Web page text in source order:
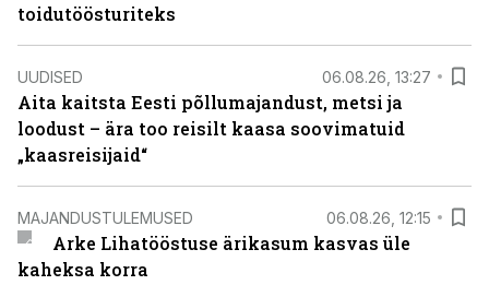
toidutöösturiteks
UUDISED 06.08.26, 13:27
Aita kaitsta Eesti põllumajandust, metsi ja
loodust – ära too reisilt kaasa soovimatuid
„kaasreisijaid“
MAJANDUSTULEMUSED 06.08.26, 12:15
Arke Lihatööstuse ärikasum kasvas üle
kaheksa korra